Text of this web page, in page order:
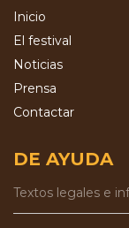
Inicio
El festival
Noticias
Prensa
Contactar
DE AYUDA
Textos legales e